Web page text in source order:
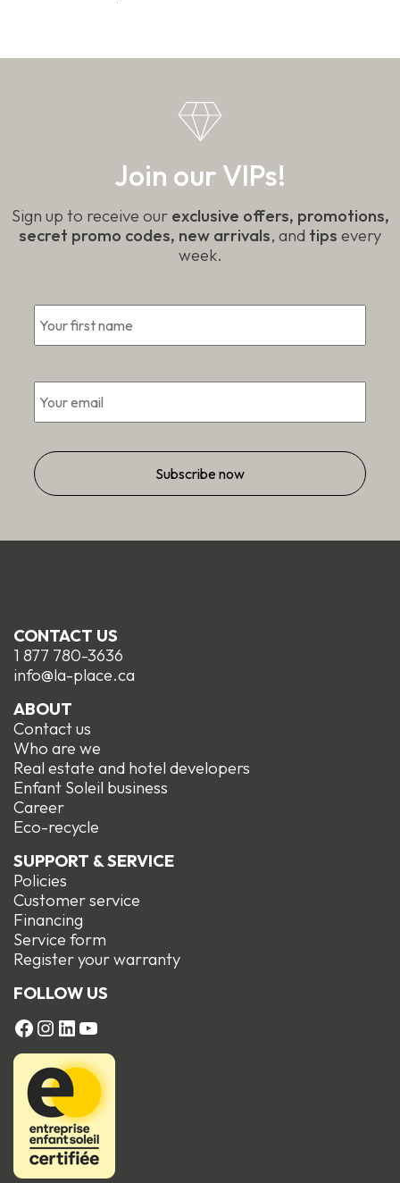
Join our VIPs!
Sign up to receive our exclusive offers, promotions,
secret promo codes, new arrivals, and tips every
week.
*
Email *
CONTACT US
1 877 780-3636
info@la-place.ca
ABOUT
Contact us
Who are we
Real estate and hotel developers
Enfant Soleil business
Career
Eco-recycle
SUPPORT & SERVICE
Policies
Customer service
Financing
Service form
Register your warranty
FOLLOW US
FACEBOOK
Instagram
LinkedIn
YouTube